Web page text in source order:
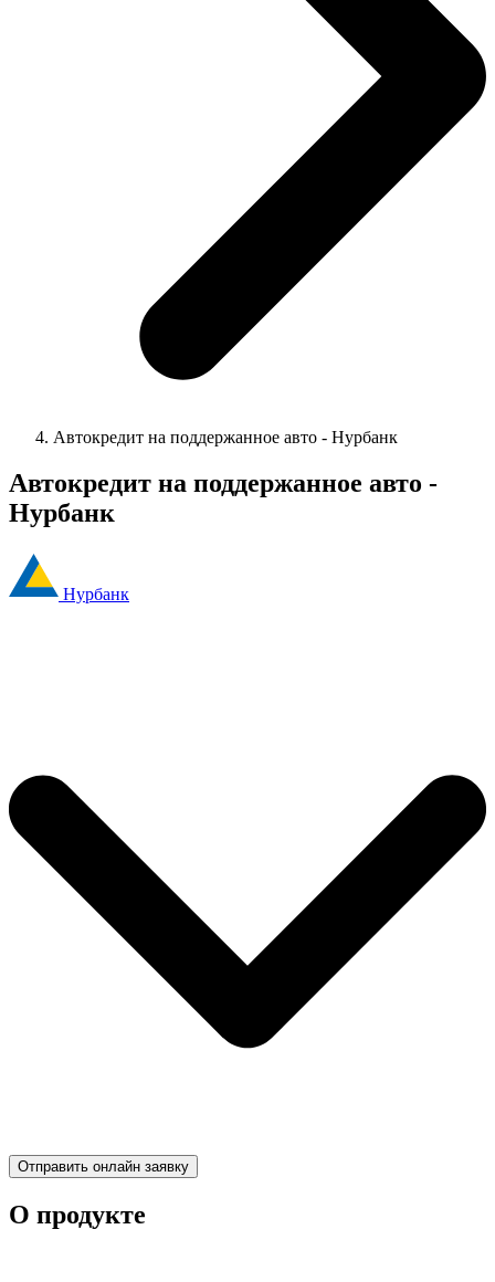
Автокредит на поддержанное авто - Нурбанк
Автокредит на поддержанное авто -
Нурбанк
Нурбанк
Отправить онлайн заявку
О продукте